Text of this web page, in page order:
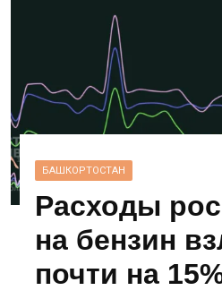
БАШКОРТОСТАН
Расходы
на бензин
почти на